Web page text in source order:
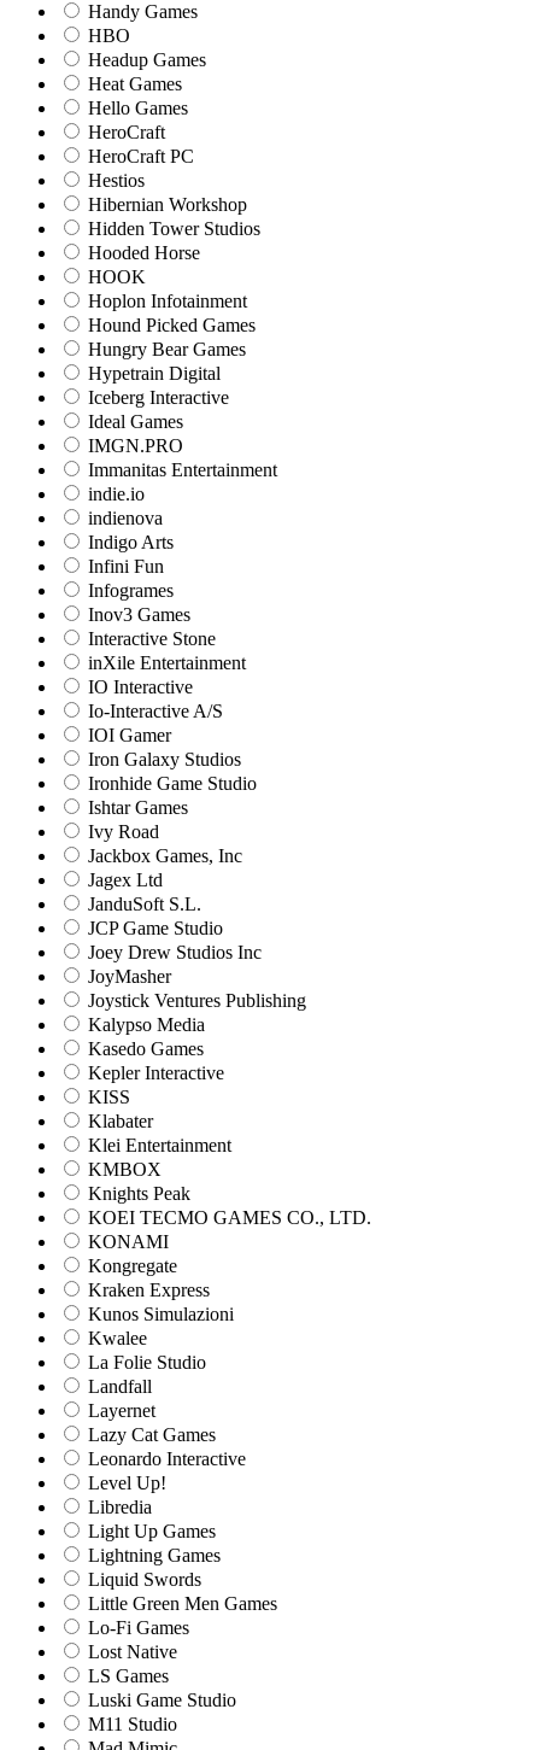
Handy Games
HBO
Headup Games
Heat Games
Hello Games
HeroCraft
HeroCraft PC
Hestios
Hibernian Workshop
Hidden Tower Studios
Hooded Horse
HOOK
Hoplon Infotainment
Hound Picked Games
Hungry Bear Games
Hypetrain Digital
Iceberg Interactive
Ideal Games
IMGN.PRO
Immanitas Entertainment
indie.io
indienova
Indigo Arts
Infini Fun
Infogrames
Inov3 Games
Interactive Stone
inXile Entertainment
IO Interactive
Io-Interactive A/S
IOI Gamer
Iron Galaxy Studios
Ironhide Game Studio
Ishtar Games
Ivy Road
Jackbox Games, Inc
Jagex Ltd
JanduSoft S.L.
JCP Game Studio
Joey Drew Studios Inc
JoyMasher
Joystick Ventures Publishing
Kalypso Media
Kasedo Games
Kepler Interactive
KISS
Klabater
Klei Entertainment
KMBOX
Knights Peak
KOEI TECMO GAMES CO., LTD.
KONAMI
Kongregate
Kraken Express
Kunos Simulazioni
Kwalee
La Folie Studio
Landfall
Layernet
Lazy Cat Games
Leonardo Interactive
Level Up!
Libredia
Light Up Games
Lightning Games
Liquid Swords
Little Green Men Games
Lo-Fi Games
Lost Native
LS Games
Luski Game Studio
M11 Studio